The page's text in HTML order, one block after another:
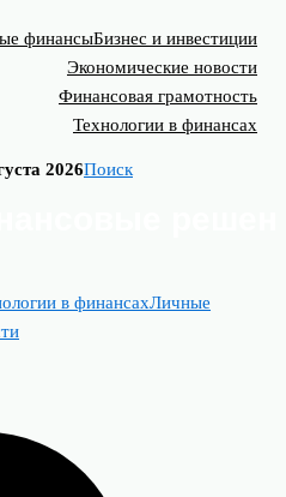
финансыБизнес и инвестиции
Экономические новости
Финансовая грамотность
Технологии в финансах
2026Поиск
в финансахЛичные